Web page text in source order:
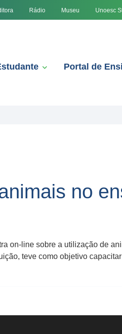
Rádio Museu Unoesc
Portal de
no
on-line sobre a utilização de
teve como objetivo